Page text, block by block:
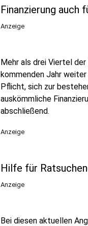
Finanzierung auch
Anzeige
Mehr als drei Viertel
kommenden Jahr weiter
Pflicht, sich zur
auskömmliche
abschließend.
Anzeige
Hilfe für
Anzeige
Bei diesen aktuellen